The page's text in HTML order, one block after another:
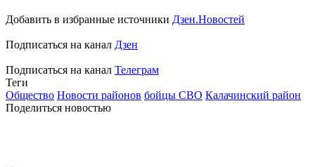
Добавить в избранные источники Дзен.Новостей
Подписаться на канал Дзен
Подписаться на канал Телеграм
Теги
Общество Новости районов бойцы СВО Калачинский район
Поделиться новостью